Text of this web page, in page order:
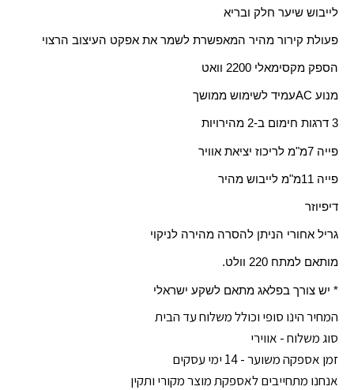
לייבוש שיער חלק ובריא
פעולת קירור מהיר המאפשרת לשמר את אפקט העיצוב הרצוי
הספק מקסימאלי 2200 וואט
מנוע ACעמיד לשימוש ממושך
3 דרגות חימום ב-2 מהירויות
פייה 7מ"מ לריכוז יציאת אוויר
פייה 11מ"מ לייבוש מהיר
דיפיוזר
גריל אחורי הניתן להסרה מהירה לניקוי
מותאם למתח 220 וולט.
* יש צורך בפלאג מתאם לשקע ישראלי
המחיר הינו סופי וכולל משלוח עד הבית
סוג משלוח - אווירי
זמן אספקה משוער - 14 ימי עסקים
אנחנו מתחייבים לאספקת מוצר מקורי ותקין